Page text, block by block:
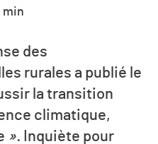
min
des
rurales a publié le
la transition
climatique,
». Inquiète pour